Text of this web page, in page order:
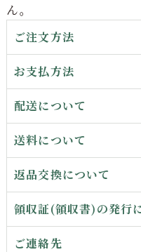
ん。
ご注文方法
お支払方法
配送について
送料について
返品交換について
領収証(領収書)の発行
ご連絡先